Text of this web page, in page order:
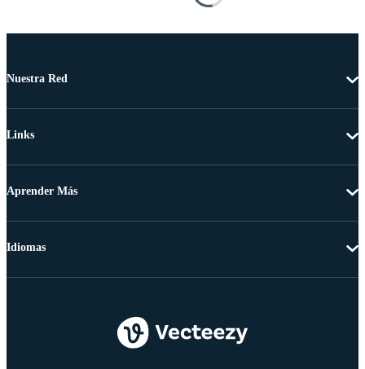
Nuestra Red
Links
Aprender Más
Idiomas